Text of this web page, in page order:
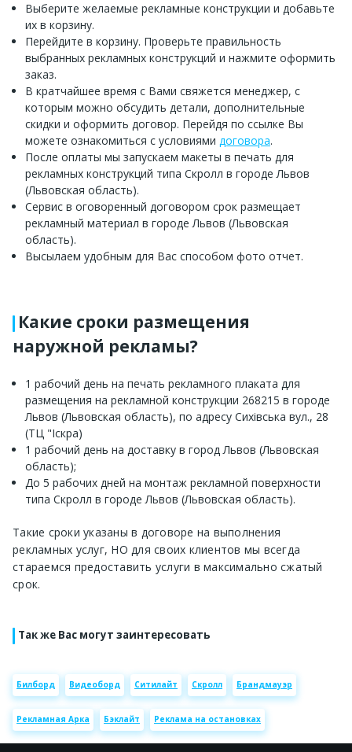
Выберите желаемые рекламные конструкции и добавьте
их в корзину.
Перейдите в корзину. Проверьте правильность
выбранных рекламных конструкций и нажмите оформить
заказ.
В кратчайшее время с Вами свяжется менеджер, с
которым можно обсудить детали, дополнительные
скидки и оформить договор. Перейдя по ссылке Вы
можете ознакомиться с условиями договора.
После оплаты мы запускаем макеты в печать для
рекламных конструкций типа Скролл в городе Львов
(Львовская область).
Сервис в оговоренный договором срок размещает
рекламный материал в городе Львов (Львовская
область).
Высылаем удобным для Вас способом фото отчет.
Какие сроки размещения
наружной рекламы?
1 рабочий день на печать рекламного плаката для
размещения на рекламной конструкции 268215 в городе
Львов (Львовская область), по адресу Сихівська вул., 28
(ТЦ "Іскра)
1 рабочий день на доставку в город Львов (Львовская
область);
До 5 рабочих дней на монтаж рекламной поверхности
типа Скролл в городе Львов (Львовская область).
Такие сроки указаны в договоре на выполнения
рекламных услуг, НО для своих клиентов мы всегда
стараемся предоставить услуги в максимально сжатый
срок.
Так же Вас могут заинтересовать
Билборд Видеоборд Ситилайт Скролл Брандмауэр
Рекламная Арка Бэклайт Реклама на остановках